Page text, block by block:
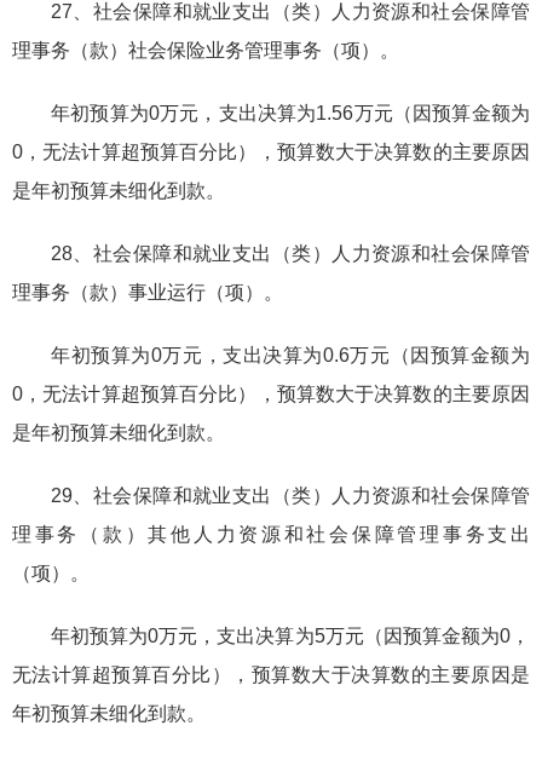
27、社会保障和就业支出（类）人力资源和社会保障管
理事务（款）社会保险业务管理事务（项）。
年初预算为0万元，支出决算为1.56万元（因预算金额为
0，无法计算超预算百分比），预算数大于决算数的主要原因
是年初预算未细化到款。
28、社会保障和就业支出（类）人力资源和社会保障管
理事务（款）事业运行（项）。
年初预算为0万元，支出决算为0.6万元（因预算金额为
0，无法计算超预算百分比），预算数大于决算数的主要原因
是年初预算未细化到款。
29、社会保障和就业支出（类）人力资源和社会保障管
理事务（款）其他人力资源和社会保障管理事务支出
（项）。
年初预算为0万元，支出决算为5万元（因预算金额为0，
无法计算超预算百分比），预算数大于决算数的主要原因是
年初预算未细化到款。